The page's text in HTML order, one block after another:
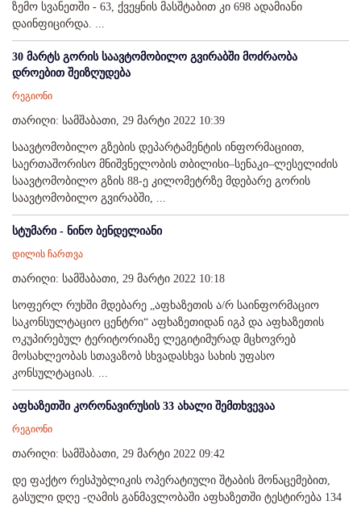
ზემო სვანეთში - 63, ქვეყნის მასშტაბით კი 698 ადამიანი
დაინფიცირდა. ...
30 მარტს გორის საავტომობილო გვირაბში მოძრაობა
დროებით შეიზღუდება
რეგიონი
თარიღი: სამშაბათი, 29 მარტი 2022 10:39
საავტომობილო გზების დეპარტამენტის ინფორმაციით,
საერთაშორისო მნიშვნელობის თბილისი–სენაკი–ლესელიძის
საავტომობილო გზის 88-ე კილომეტრზე მდებარე გორის
საავტომობილო გვირაბში, ...
სტუმარი - ნინო ბენდელიანი
დილის ჩართვა
თარიღი: სამშაბათი, 29 მარტი 2022 10:18
სოფერლ რუხში მდებარე „აფხაზეთის ა/რ საინფორმაციო
საკონსულტაციო ცენტრი“ აფხაზეთიდან იგპ და აფხაზეთის
ოკუპირებულ ტერიტორიაზე ლეგიტიმურად მცხოვრებ
მოსახლეობას სთავაზობ სხვადასხვა სახის უფასო
კონსულტაციას. ...
აფხაზეთში კორონავირუსის 33 ახალი შემთხვევაა
რეგიონი
თარიღი: სამშაბათი, 29 მარტი 2022 09:42
დე ფაქტო რესპუბლიკის ოპერატიული შტაბის მონაცემებით,
გასული დღე -ღამის განმავლობაში აფხაზეთში ტესტირება 134